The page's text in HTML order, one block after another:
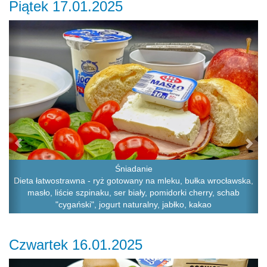
Piątek 17.01.2025
Śniadanie
Dieta łatwostrawna - ryż gotowany na mleku, bułka wrocławska,
masło, liście szpinaku, ser biały, pomidorki cherry, schab
"cygański", jogurt naturalny, jabłko, kakao
Previous
Czwartek 16.01.2025